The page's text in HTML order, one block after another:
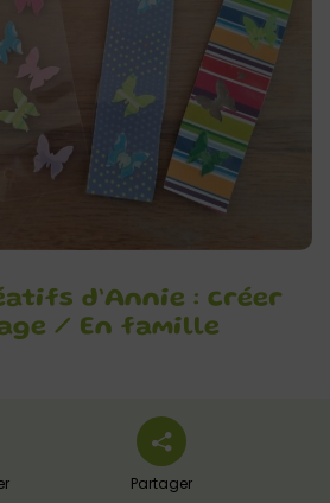
d’Annie : créer
/ En famille
Partager